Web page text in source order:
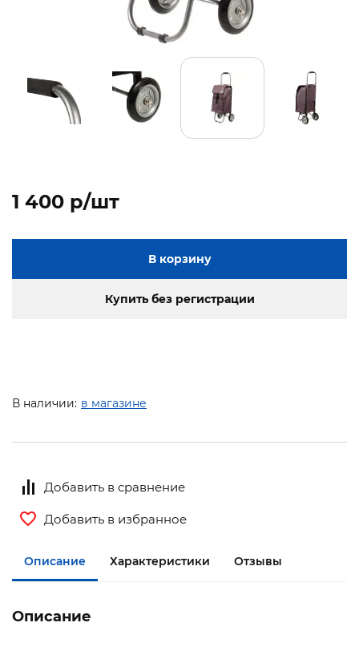
1 400 p/шт
В корзину
Купить без регистрации
В наличии: в магазине
Добавить в сравнение
Добавить в избранное
Описание Характеристики Отзывы
Описание